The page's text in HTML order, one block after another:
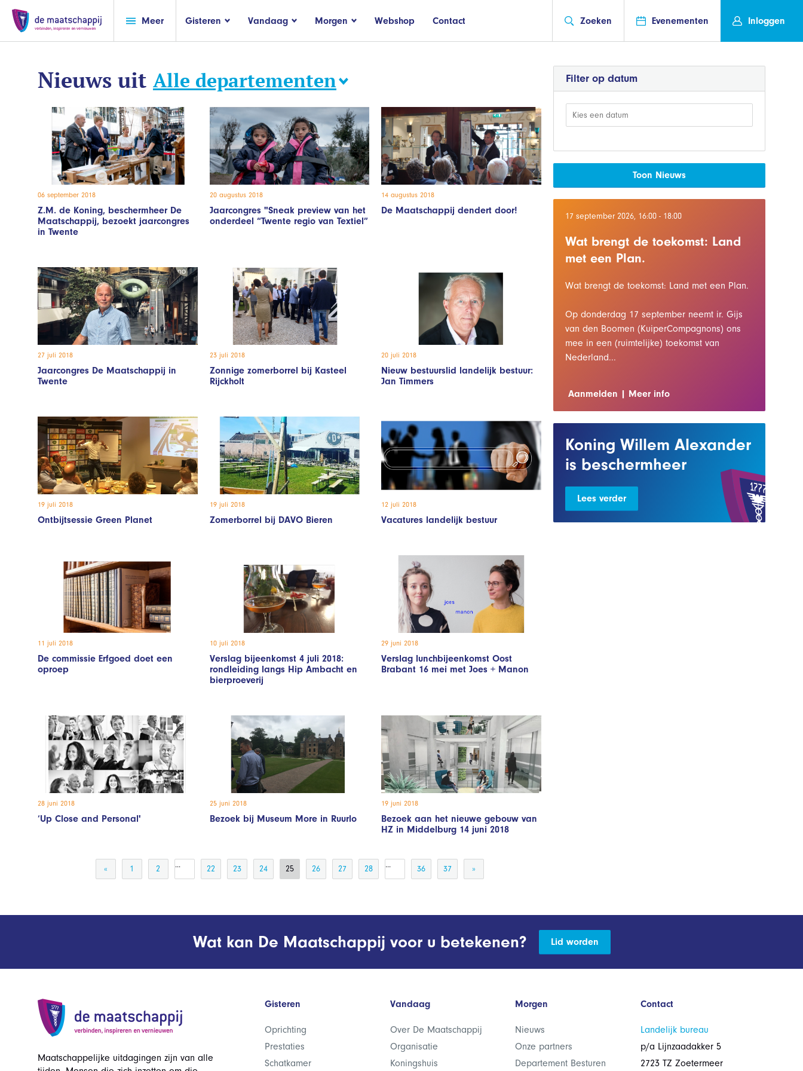
Meer Gisteren Vandaag Morgen Webshop Contact Zoeken Evenementen Inloggen
Nieuws uit Alle departementen
06 september 2018
Z.M. de Koning, beschermheer De
Maatschappij, bezoekt jaarcongres
in Twente
20 augustus 2018
Jaarcongres "Sneak preview van het
onderdeel “Twente regio van Textiel”
14 augustus 2018
De Maatschappij dendert door!
27 juli 2018
Jaarcongres De Maatschappij in
Twente
23 juli 2018
Zonnige zomerborrel bij Kasteel
Rijckholt
20 juli 2018
Nieuw bestuurslid landelijk bestuur:
Jan Timmers
19 juli 2018
Ontbijtsessie Green Planet
19 juli 2018
Zomerborrel bij DAVO Bieren
12 juli 2018
Vacatures landelijk bestuur
11 juli 2018
De commissie Erfgoed doet een
oproep
10 juli 2018
Verslag bijeenkomst 4 juli 2018:
rondleiding langs Hip Ambacht en
bierproeverij
29 juni 2018
Verslag lunchbijeenkomst Oost
Brabant 16 mei met Joes + Manon
28 juni 2018
‘Up Close and Personal'
25 juni 2018
Bezoek bij Museum More in Ruurlo
19 juni 2018
Bezoek aan het nieuwe gebouw van
HZ in Middelburg 14 juni 2018
« 1 2 ... 22 23 24 25 26 27 28 ... 36 37 »
Filter op datum
Toon Nieuws
17 september 2026, 16:00 - 18:00
Wat brengt de toekomst: Land
met een Plan.
Wat brengt de toekomst: Land met een Plan.
Op donderdag 17 september neemt ir. Gijs
van den Boomen (KuiperCompagnons) ons
mee in een (ruimtelijke) toekomst van
Nederland...
Aanmelden Meer info
Koning Willem Alexander
is beschermheer
Lees verder
Wat kan De Maatschappij voor u betekenen? Lid worden
Maatschappelijke uitdagingen zijn van alle
Gisteren
Oprichting
Prestaties
Schatkamer
Vandaag
Over De Maatschappij
Organisatie
Koningshuis
Morgen
Nieuws
Onze partners
Departement Besturen
Contact
Landelijk bureau
p/a Lijnzaadakker 5
2723 TZ Zoetermeer